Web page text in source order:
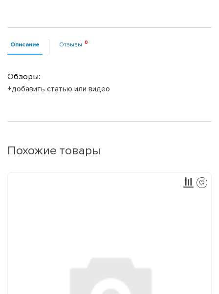
Описание Отзывы
Обзоры:
+добавить статью или видео
Похожие товары